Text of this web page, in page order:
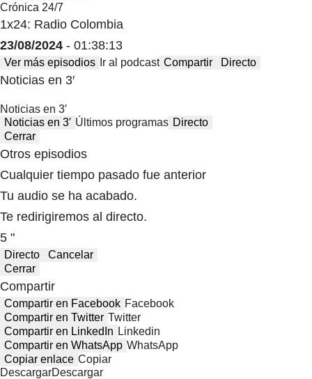
Crónica 24/7
1x24: Radio Colombia
23/08/2024 - 01:38:13
Ver más episodios Ir al podcast Compartir Directo
Noticias en 3′
Noticias en 3′
Noticias en 3′ Últimos programas Directo
Cerrar
Otros episodios
Cualquier tiempo pasado fue anterior
Tu audio se ha acabado.
Te redirigiremos al directo.
5 "
Directo
Cancelar
Cerrar
Compartir
Compartir en Facebook Facebook
Compartir en Twitter Twitter
Compartir en LinkedIn Linkedin
Compartir en WhatsApp WhatsApp
Copiar enlace Copiar
DescargarDescargar